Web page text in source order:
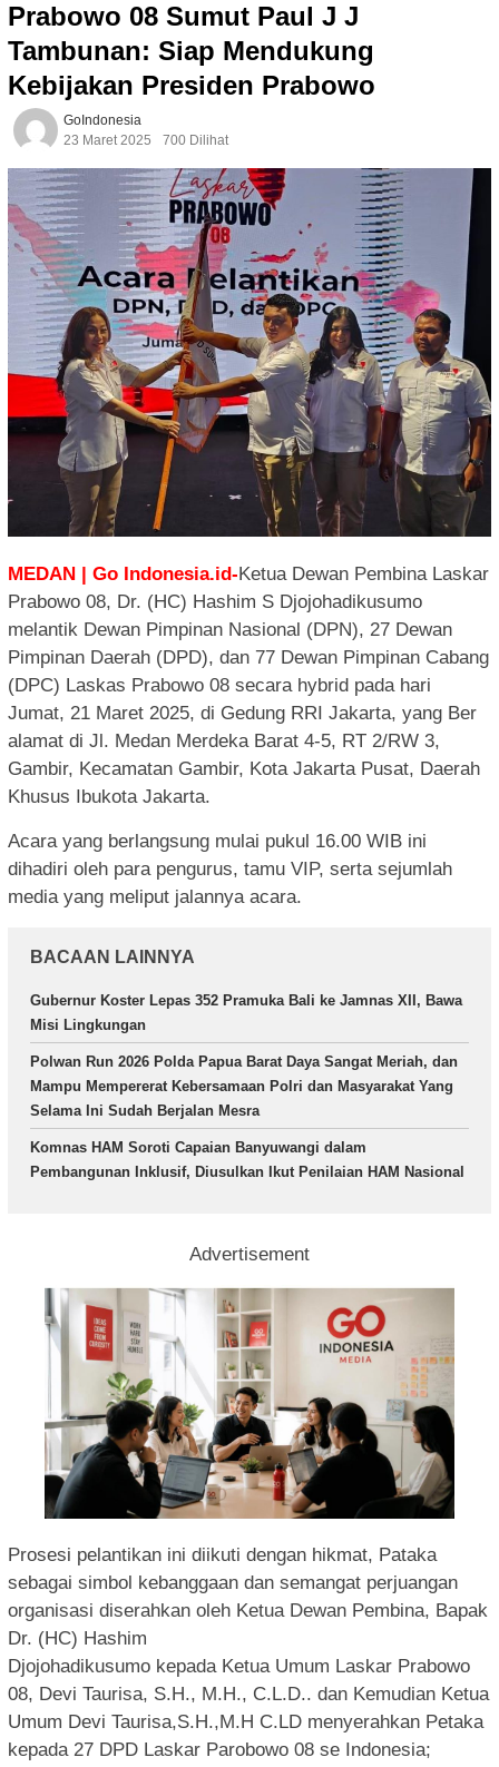
Prabowo 08 Sumut Paul J J
Tambunan: Siap Mendukung
Kebijakan Presiden Prabowo
GoIndonesia
23 Maret 2025
700 Dilihat
MEDAN | Go Indonesia.id-Ketua Dewan Pembina Laskar
Prabowo 08, Dr. (HC) Hashim S Djojohadikusumo
melantik Dewan Pimpinan Nasional (DPN), 27 Dewan
Pimpinan Daerah (DPD), dan 77 Dewan Pimpinan Cabang
(DPC) Laskas Prabowo 08 secara hybrid pada hari
Jumat, 21 Maret 2025, di Gedung RRI Jakarta, yang Ber
alamat di Jl. Medan Merdeka Barat 4-5, RT 2/RW 3,
Gambir, Kecamatan Gambir, Kota Jakarta Pusat, Daerah
Khusus Ibukota Jakarta.
Acara yang berlangsung mulai pukul 16.00 WIB ini
dihadiri oleh para pengurus, tamu VIP, serta sejumlah
media yang meliput jalannya acara.
BACAAN LAINNYA
Gubernur Koster Lepas 352 Pramuka Bali ke Jamnas XII, Bawa
Misi Lingkungan
Polwan Run 2026 Polda Papua Barat Daya Sangat Meriah, dan
Mampu Mempererat Kebersamaan Polri dan Masyarakat Yang
Selama Ini Sudah Berjalan Mesra
Komnas HAM Soroti Capaian Banyuwangi dalam
Pembangunan Inklusif, Diusulkan Ikut Penilaian HAM Nasional
Advertisement
Prosesi pelantikan ini diikuti dengan hikmat, Pataka
sebagai simbol kebanggaan dan semangat perjuangan
organisasi diserahkan oleh Ketua Dewan Pembina, Bapak
Dr. (HC) Hashim
Djojohadikusumo kepada Ketua Umum Laskar Prabowo
08, Devi Taurisa, S.H., M.H., C.L.D.. dan Kemudian Ketua
Umum Devi Taurisa,S.H.,M.H C.LD menyerahkan Petaka
kepada 27 DPD Laskar Parobowo 08 se Indonesia;